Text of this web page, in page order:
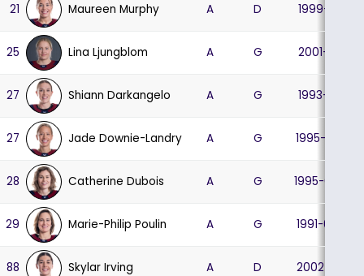
21 Maureen Murphy A D 1999-12-15
25 Lina Ljungblom A G 2001-10-15
27 Shiann Darkangelo A G 1993-11-28
27 Jade Downie-Landry A G 1995-10-03
28 Catherine Dubois A G 1995-07-29
29 Marie-Philip Poulin A G 1991-03-28
88 Skylar Irving A D 2002-01-21